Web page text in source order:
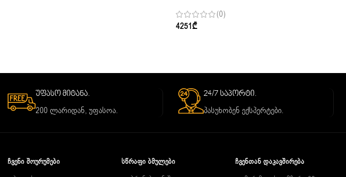
Jaeger Gray(0)
4251₾
უფასო მიტანა.
200 ლარიდან, უფასოა.
24/7 საპორტი.
პასუხობენ ექსპერტები.
ᲩᲕᲔᲜᲘ ᲨᲝᲣᲠᲣᲛᲔᲑᲘ
ᲡᲬᲠᲐᲤᲘ ᲑᲛᲣᲚᲔᲑᲘ
ᲩᲕᲔᲜᲗᲐᲜ ᲓᲐᲙᲐᲕᲨᲘᲠᲔᲑᲐ